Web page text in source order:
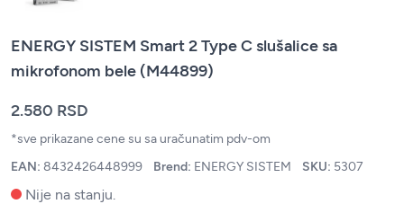
ENERGY SISTEM Smart 2 Type C slušalice sa
mikrofonom bele (M44899)
2.580 RSD
*sve prikazane cene su sa uračunatim pdv-om
EAN: 8432426448999 Brend: ENERGY SISTEM SKU: 5307
Nije na stanju.